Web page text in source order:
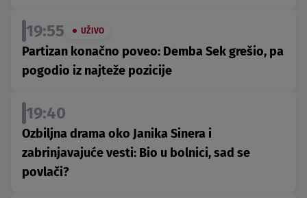
19:55 UŽIVO
Partizan konačno poveo: Demba Sek grešio, pa
pogodio iz najteže pozicije
19:40
Ozbiljna drama oko Janika Sinera i
zabrinjavajuće vesti: Bio u bolnici, sad se
povlači?